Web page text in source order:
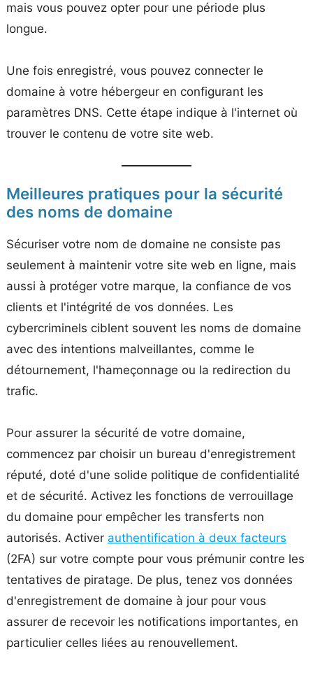
mais vous pouvez opter pour une période plus
longue.
Une fois enregistré, vous pouvez connecter le
domaine à votre hébergeur en configurant les
paramètres DNS. Cette étape indique à l'internet où
trouver le contenu de votre site web.
Meilleures pratiques pour la sécurité
des noms de domaine
Sécuriser votre nom de domaine ne consiste pas
seulement à maintenir votre site web en ligne, mais
aussi à protéger votre marque, la confiance de vos
clients et l'intégrité de vos données. Les
cybercriminels ciblent souvent les noms de domaine
avec des intentions malveillantes, comme le
détournement, l'hameçonnage ou la redirection du
trafic.
Pour assurer la sécurité de votre domaine,
commencez par choisir un bureau d'enregistrement
réputé, doté d'une solide politique de confidentialité
et de sécurité. Activez les fonctions de verrouillage
du domaine pour empêcher les transferts non
autorisés. Activer authentification à deux facteurs
(2FA) sur votre compte pour vous prémunir contre les
tentatives de piratage. De plus, tenez vos données
d'enregistrement de domaine à jour pour vous
assurer de recevoir les notifications importantes, en
particulier celles liées au renouvellement.